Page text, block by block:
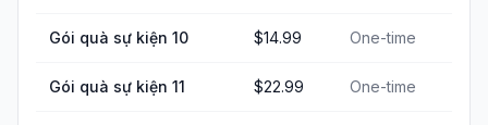
Gói quà sự kiện 10 $14.99 One-time
Gói quà sự kiện 11 $22.99 One-time